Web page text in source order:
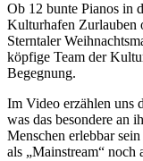
Ob 12 bunte Pianos in
Kulturhafen Zurlauben
Sterntaler
köpfige Team der
Begegnung.
Im Video erzählen uns
was das besondere an
Menschen erlebbar
als „Mainstream“